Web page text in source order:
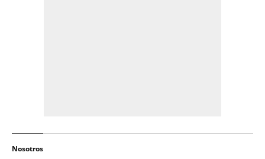
Nosotros